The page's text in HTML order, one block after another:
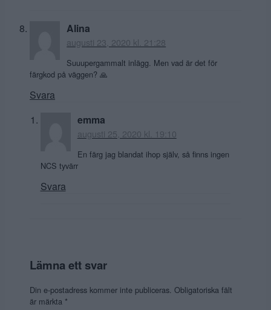
Alina
augusti 23, 2020 kl. 21:28
Suuupergammalt inlägg. Men vad är det för
färgkod på väggen? 🙏
Svara
emma
augusti 25, 2020 kl. 19:10
En färg jag blandat ihop själv, så finns ingen
NCS tyvärr
Svara
Lämna ett svar
Din e-postadress kommer inte publiceras. Obligatoriska fält
är märkta *